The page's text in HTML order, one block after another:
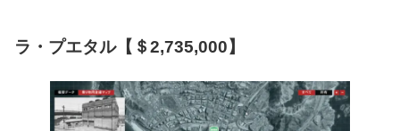
ラ・プエタル【＄2,735,000】